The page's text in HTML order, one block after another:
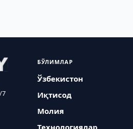
7
БЎЛИМЛАР
Ўзбекистон
Иқтисод
Молия
Технологиялар